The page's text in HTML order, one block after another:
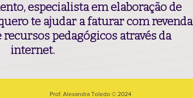
especialista em elaboração de
te ajudar a faturar com revenda
recursos pedagógicos através da
internet.
Prof. Alexandra Toledo © 2024